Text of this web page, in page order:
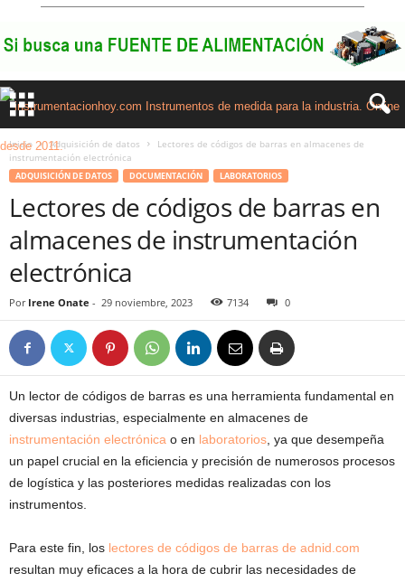
Inicio Adquisición de datos
Lectores de códigos de barras en almacenes de
instrumentación electrónica
ADQUISICIÓN DE DATOS DOCUMENTACIÓN LABORATORIOS
Lectores de códigos de barras en
almacenes de instrumentación
electrónica
Por Irene Onate - 29 noviembre, 2023 7134 0
Un lector de códigos de barras es una herramienta fundamental en
diversas industrias, especialmente en almacenes de
instrumentación electrónica o en laboratorios , ya que desempeña
un papel crucial en la eficiencia y precisión de numerosos procesos
de logística y las posteriores medidas realizadas con los
instrumentos.
Para este fin, los lectores de códigos de barras de adnid.com
resultan muy eficaces a la hora de cubrir las necesidades de